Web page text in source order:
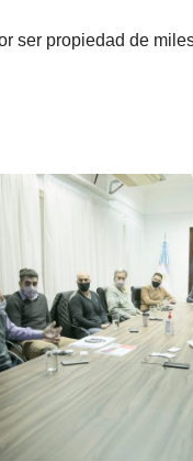
ser propiedad de